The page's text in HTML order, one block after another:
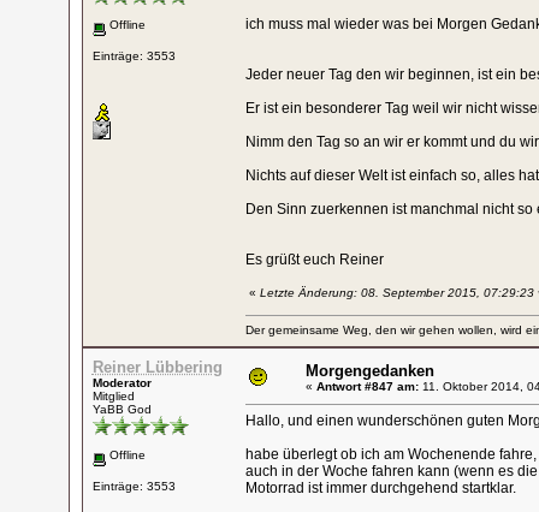
Offline
Einträge: 3553
ich muss mal wieder was bei Morgen
Jeder neuer Tag den wir beginnen, ist ein
Er ist ein besonderer Tag weil wir nicht
Nimm den Tag so an wir er kommt und du
Nichts auf dieser Welt ist einfach so, alles
Den Sinn zuerkennen ist manchmal nicht
Es grüßt euch Reiner
« Letzte Änderung: 08. September 2015, 07:29:23
Der gemeinsame Weg, den wir gehen wollen, wird
Reiner Lübbering
Moderator
Mitglied
YaBB God
Offline
Einträge: 3553
Morgengedanken
« Antwort #847 am:11. Oktober 2014,
Hallo, und einen wunderschönen guten
habe überlegt ob ich am Wochenende
auch in der Woche fahren kann (wenn es
Motorrad ist immer durchgehend startklar.